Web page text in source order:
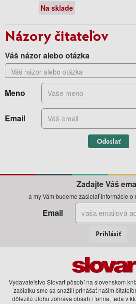
Na sklade
Názory čitateľov
Váš názor alebo otázka
Meno
Email
Odoslať
Zadajte Váš
a my Vám budeme zasielať informácie o
Email
Prihlásiť
Vydavateľstvo Slovart pôsobí na slovenskom
začiatku sme sa snažili prinášať našim
dôležitú úlohu zohráva obsah i forma, teda v